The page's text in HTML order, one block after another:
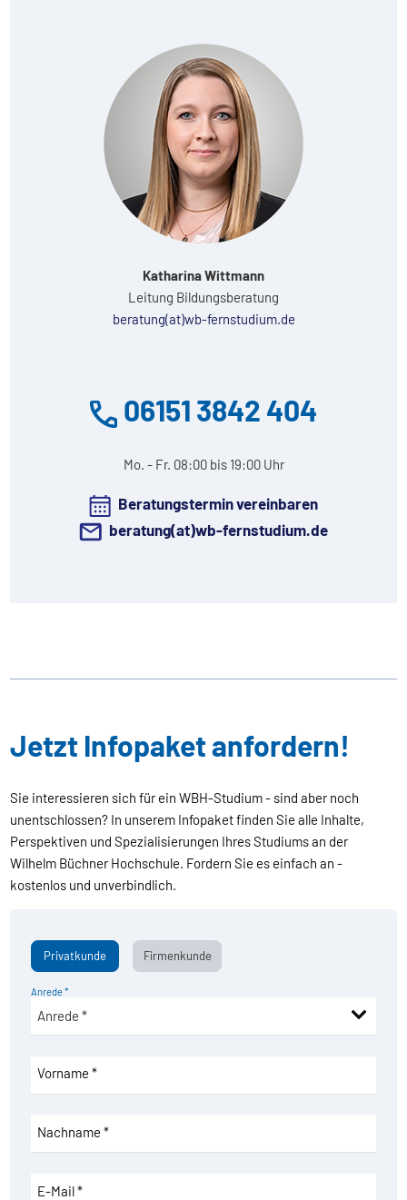
Katharina Wittmann
Leitung Bildungsberatung
beratung(at)wb-fernstudium.de
06151 3842 404
Mo. - Fr. 08:00 bis 19:00 Uhr
Beratungstermin vereinbaren
beratung(at)wb-fernstudium.de
Jetzt Infopaket anfordern!
Sie interessieren sich für ein WBH-Studium - sind aber noch
unentschlossen? In unserem Infopaket finden Sie alle Inhalte,
Perspektiven und Spezialisierungen Ihres Studiums an der
Wilhelm Büchner Hochschule. Fordern Sie es einfach an -
kostenlos und unverbindlich.
Privatkunde Firmenkunde
Anrede *
Vorname *
Nachname *
E-Mail *